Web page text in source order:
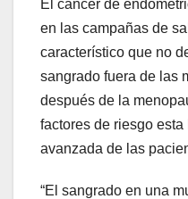
El cáncer de
en las campañas de
característico que no
sangrado fuera de las
después de la
factores de riesgo
avanzada de las
“El sangrado en una